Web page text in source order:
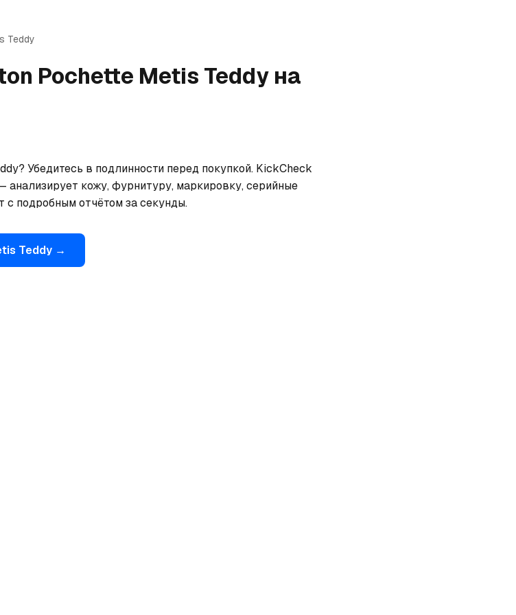
Teddy
Pochette Metis Teddy на
Убедитесь в подлинности перед покупкой. KickCheck
кожу, фурнитуру, маркировку, серийные
с подробным отчётом за секунды.
Teddy →